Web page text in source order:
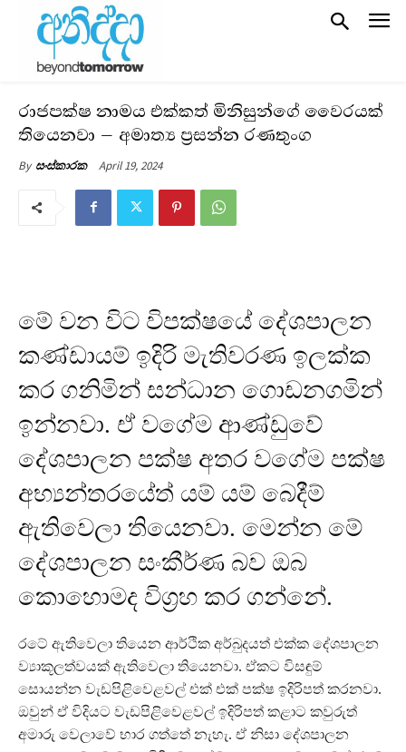
රාජපක්ෂ නාමය එක්කත් මිනිසුන්ගේ වෛරයක්
තියෙනවා – අමාත්‍ය ප්‍රසන්න රණතුංග
By සංස්කාරක April 19, 2024
මේ වන විට විපක්ෂයේ දේශපාලන
කණ්ඩායම් ඉදිරි මැතිවරණ ඉලක්ක
කර ගනිමින් සන්ධාන ගොඩනගමින්
ඉන්නවා. ඒ වගේම ආණ්ඩුවේ
දේශපාලන පක්ෂ අතර වගේම පක්ෂ
අභ්‍යන්තරයේත් යම් යම් බෙදීම්
ඇතිවෙලා තියෙනවා. මෙන්න මේ
දේශපාලන සංකීර්ණ බව ඔබ
කොහොමද විග්‍රහ කර ගන්නේ.
රටේ ඇතිවෙලා තියෙන ආර්ථික අර්බුදයත් එක්ක දේශපාලන
ව්‍යාකූලත්වයක් ඇතිවෙලා තියෙනවා. ඒකට විසඳුම්
සොයන්න වැඩපිළිවෙළවල් එක් එක් පක්ෂ ඉදිරිපත් කරනවා.
ඔවුන් ඒ විදියට වැඩපිළිවෙළවල් ඉදිරිපත් කළාට කවුරුත්
අමාරු වෙලාවේ භාර ගත්තේ නැහැ. ඒ නිසා දේශපාලන